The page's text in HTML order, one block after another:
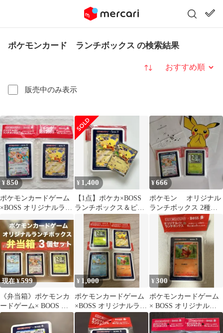
ポケモンカード ランチボックス の検索結果
販売中のみ表示
並び替え
¥850
ポケモンカードゲーム
×BOSS オリジナルラン
¥ 1,400
【1点】ポケカ×BOSS
ランチボックス＆ピカ
チュウex カードセット
¥666
ポケモン オリジナル
ランチボックス 2種セ
ット
現在 ¥599
《弁当箱》ポケモンカ
ードゲーム× BOOS オ
リジナルランチボック
ス 3個セット
¥ 1,000
ポケモンカードゲーム
×BOSS オリジナルラン
チボックス 4種セット
¥300
ポケモンカードゲーム
× BOSS オリジナルラ
ンチボックス ホゲータ